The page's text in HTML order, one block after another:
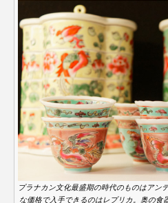
プラナカン文化最盛期の時代のものはアン
な価格で入手できるのはレプリカ。奥の食